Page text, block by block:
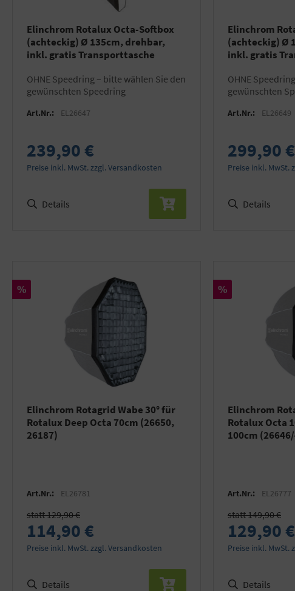
Elinchrom Rotalux Octa-Softbox
(achteckig) Ø 135cm, drehbar,
inkl. gratis Transporttasche
OHNE Speedring – bitte wählen Sie den
gewünschten Speedring
Art.Nr.: EL26647
239,90 €
Preise inkl. MwSt. zzgl. Versandkosten
Details
Elinchrom
(achteckig) Ø
inkl. gratis
OHNE Speedring – bitte wählen Sie den
gewünschten
Art.Nr.: EL26649
299,90 €
Preise inkl. MwSt.
Details
Rabatt
%
Elinchrom Rotagrid Wabe 30° für
Rotalux Deep Octa 70cm (26650,
26187)
Art.Nr.: EL26781
statt 129,90 €
114,90 €
Preise inkl. MwSt. zzgl. Versandkosten
Details
Rabatt
%
Elinchrom
Rotalux Octa
100cm
Art.Nr.: EL26777
statt 149,90 €
129,90 €
Preise inkl. MwSt.
Details